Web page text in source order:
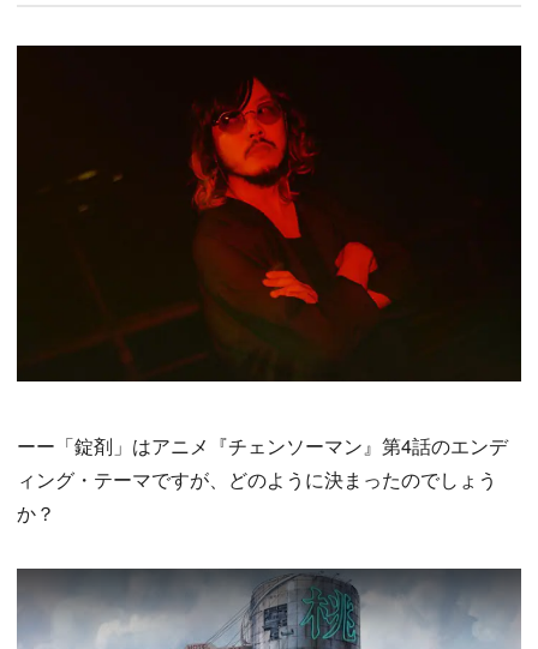
ーー「錠剤」はアニメ『チェンソーマン』第4話のエンデ
ィング・テーマですが、どのように決まったのでしょう
か？